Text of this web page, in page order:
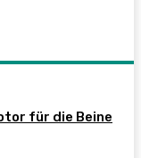
für die Beine